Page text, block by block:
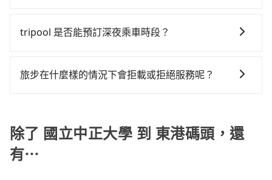
平均花費約1,290元，費時1小時46分鐘。選擇搭乘高鐵
預約tripool！如果你是獨自一人乘車，也可參考tripool
修理，每一次租車都好像在開樂透一樣。另外，偶爾也
車或者要載其他乘客的人來說就有不小的風險。最後，
有47%會採現場議價，建議最好先上網預約，以免當場
趟車的資訊，所以如果需要來回叫車，請分兩筆訂單預
不限單程或來回。
tripool 是否能預訂深夜乘車時段？
旅步在什麼樣的情況下會拒載或拒絕服務呢？
訂購時填寫的數量。請務必確實填寫當日實際攜帶的行
李及乘坐的總人數，包含成人及兒童／嬰幼兒。 2) 孩童
同行，卻無自備或加購兒童座椅。提醒您，為了保護孩
除了 國立中正大學 到 東港碼頭，還
有⋯